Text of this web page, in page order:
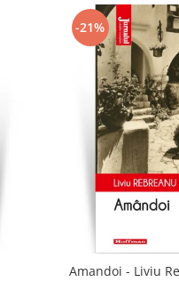
-21%
Amandoi - Liviu